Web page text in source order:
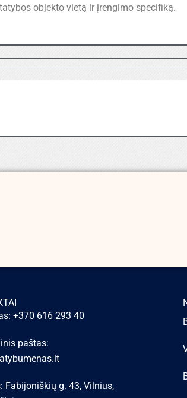
objekto vietą ir įrengimo specifiką.
+370 616 293 40
paštas:
Fabijoniškių g. 43, Vilnius,